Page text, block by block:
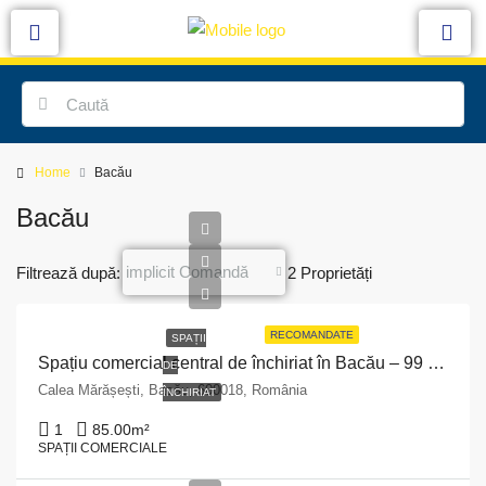
Home Bacău
Bacău
2 Proprietăți
Filtrează după: implicit Comandă
RECOMANDATE
SPAȚII
DE
ÎNCHIRIAT
Spațiu comercial central de închiriat în Bacău – 99 mp pe Strada Mărășești nr. 8
Calea Mărășești, Bacău, 600018, România
1 85.00m²
SPAȚII COMERCIALE